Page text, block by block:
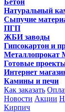
Натуральный
Сыпучие
ПГП
ЖБИ заводы
Гипсокартон и
Металлопрокат
Готовые
Интернет
Камины и печи
Как заказать
Новости Акции
Кирпич